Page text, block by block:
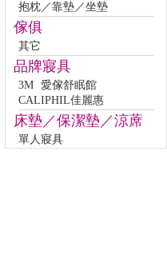
抱枕／靠墊／坐墊
傢俱
其它
品牌寢具
3M 愛傢舒眠館
CALIPHIL佳麗惠
床墊／保潔墊／涼蓆
單人寢具